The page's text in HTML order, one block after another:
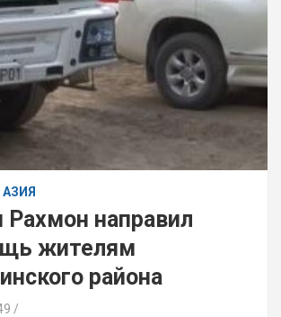
направил
жителям
района
/